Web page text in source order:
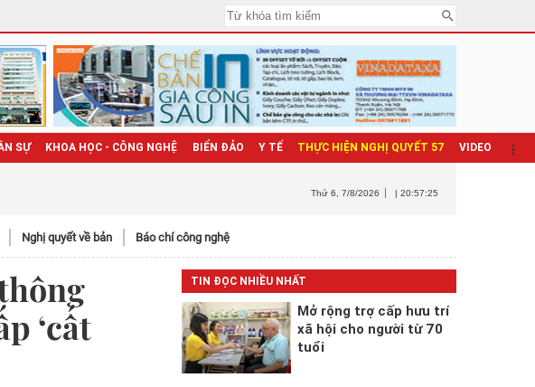
SỰ KHOA HỌC - CÔNG NGHỆ BIỂN ĐẢO Y TẾ THỰC HIỆN NGHỊ QUYẾT 57 VIDEO
Thứ 6 , 7/8/2026 | 20:57:26
Nghị quyết về bản Báo chí công nghệ
‘cất
TIN ĐỌC NHIỀU NHẤT
Mở rộng trợ cấp hưu trí
xã hội cho người từ 70
tuổi